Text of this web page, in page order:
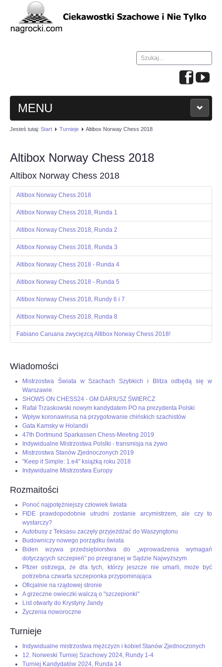
Szukaj...
MENU
HOME
WIADOMOŚCI
NAUKA GRY W SZACHY
TURNIEJE
OPINIE, KONTROWERSJE
POLITYKA
FILMIKI
Z ARCHIWUM
SZACHIŚCI
ZDJĘCIA
Z KALENDARZA
Jesteś tutaj: Start Turnieje Altibox Norway Chess 2018
Altibox Norway Chess 2018
Altibox Norway Chess 2018
Altibox Norway Chess 2018
Altibox Norway Chess 2018, Runda 1
Altibox Norway Chess 2018, Runda 2
Altibox Norway Chess 2018, Runda 3
Altibox Norway Chess 2018 - Runda 4
Altibox Norway Chess 2018 - Runda 5
Altibox Norway Chess 2018, Rundy 6 i 7
Altibox Norway Chess 2018, Runda 8
Fabiano Caruana zwycięzcą Altibox Norway Chess 2018!
Wiadomości
Mistrzostwa Świata w Szachach Szybkich i Blitza odbędą się w
Warszawie
SHOWS ON CHESS24 - GM DARIUSZ ŚWIERCZ
Rafał Trzaskowski nowym kandydatem PO na prezydenta Polski
Wpływ koronawirusa na przygotowanie chińskich szachistów
Gata Kamsky w Holandii
47th Dortmund Sparkassen Chess-Meeting 2019
Indywidualne Mistrzostwa Polslki - transmisja na żywo
Mistrzostwa Stanów Zjednoczonych 2019
"Keep it Simple: 1.e4" książką roku 2018
Indywidualne Mistrzostwa Europy
Rozmaitości
Ponoć najpotężniejszy człowiek świata
FIDE prawdopodobnie utrudni zostanie arcymistrzem, ale czy to
wystarczy?
Autobusy z Teksasu zaczęły przyjeżdżać do Waszyngtonu
Budowniczy nowego porządku świata
Biden wzywa przedsiębiorstwa do „wprowadzenia wymagań
dotyczących szczepień” po przegranej w Sądzie Najwyższym
Pfizer ostrzega, że dla tych, którzy jeszcze nie umarli, może być
potrzebna czwarta szczepionka przypominająca
Oficjalnie na rządowej stronie
A grzeczne owieczki walczą o "szczepionki"
List otwarty do Krystyny Jandy
Życzenia noworoczne
Turnieje
Indywidualne mistrzostwa mężczyzn i kobiet Stanów Zjednoczonych
12. Norweski Turniej Szachowy 2024, Rundy 1-4
Turniej Kandydatów 2024, Runda 14